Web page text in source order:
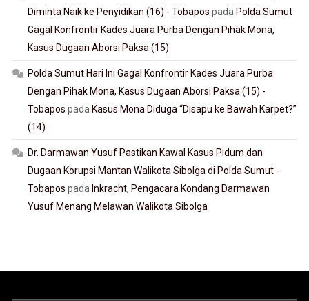
Diminta Naik ke Penyidikan (16) - Tobapos pada Polda Sumut
Gagal Konfrontir Kades Juara Purba Dengan Pihak Mona,
Kasus Dugaan Aborsi Paksa (15)
Polda Sumut Hari Ini Gagal Konfrontir Kades Juara Purba
Dengan Pihak Mona, Kasus Dugaan Aborsi Paksa (15) -
Tobapos pada Kasus Mona Diduga “Disapu ke Bawah Karpet?”
(14)
Dr. Darmawan Yusuf Pastikan Kawal Kasus Pidum dan
Dugaan Korupsi Mantan Walikota Sibolga di Polda Sumut -
Tobapos pada Inkracht, Pengacara Kondang Darmawan
Yusuf Menang Melawan Walikota Sibolga